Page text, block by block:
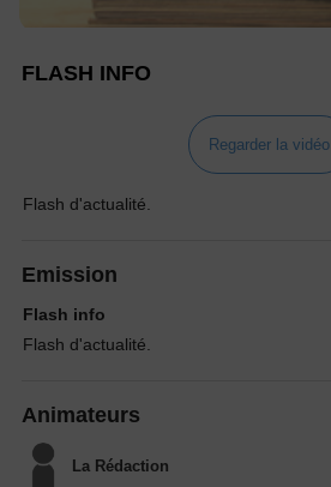
FLASH INFO
Regarder la vidéo
Flash d'actualité.
Emission
Flash info
Flash d'actualité.
Animateurs
La Rédaction